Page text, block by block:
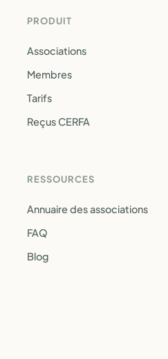
PRODUIT
Associations
Membres
Tarifs
Reçus CERFA
RESSOURCES
Annuaire des associations
FAQ
Blog